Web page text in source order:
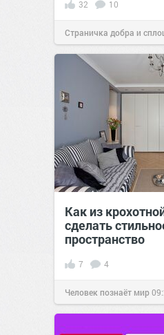
32 10
Страничка добра и
позитива!13:0119 фев
Как из
сделать
пространство
7 4
Человек познаёт мир